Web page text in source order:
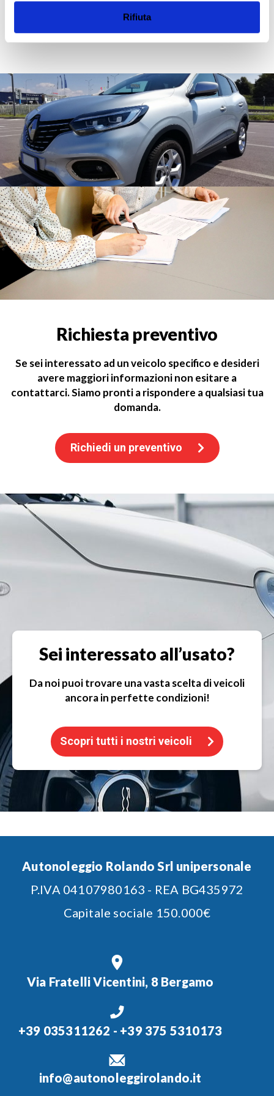
raccolto dal tuo utilizzo dei loro servizi.
Rifiuta
Richiesta preventivo
Se sei interessato ad un veicolo specifico e desideri
avere maggiori informazioni non esitare a
contattarci. Siamo pronti a rispondere a qualsiasi tua
domanda.
Richiedi un preventivo
Sei interessato all’usato?
Da noi puoi trovare una vasta scelta di veicoli
ancora in perfette condizioni!
Scopri tutti i nostri veicoli
Autonoleggio Rolando Srl unipersonale
P.IVA 04107980163 - REA BG435972
Capitale sociale 150.000€
Via Fratelli Vicentini, 8 Bergamo
+39 035311262 - +39 375 5310173
info@autonoleggirolando.it